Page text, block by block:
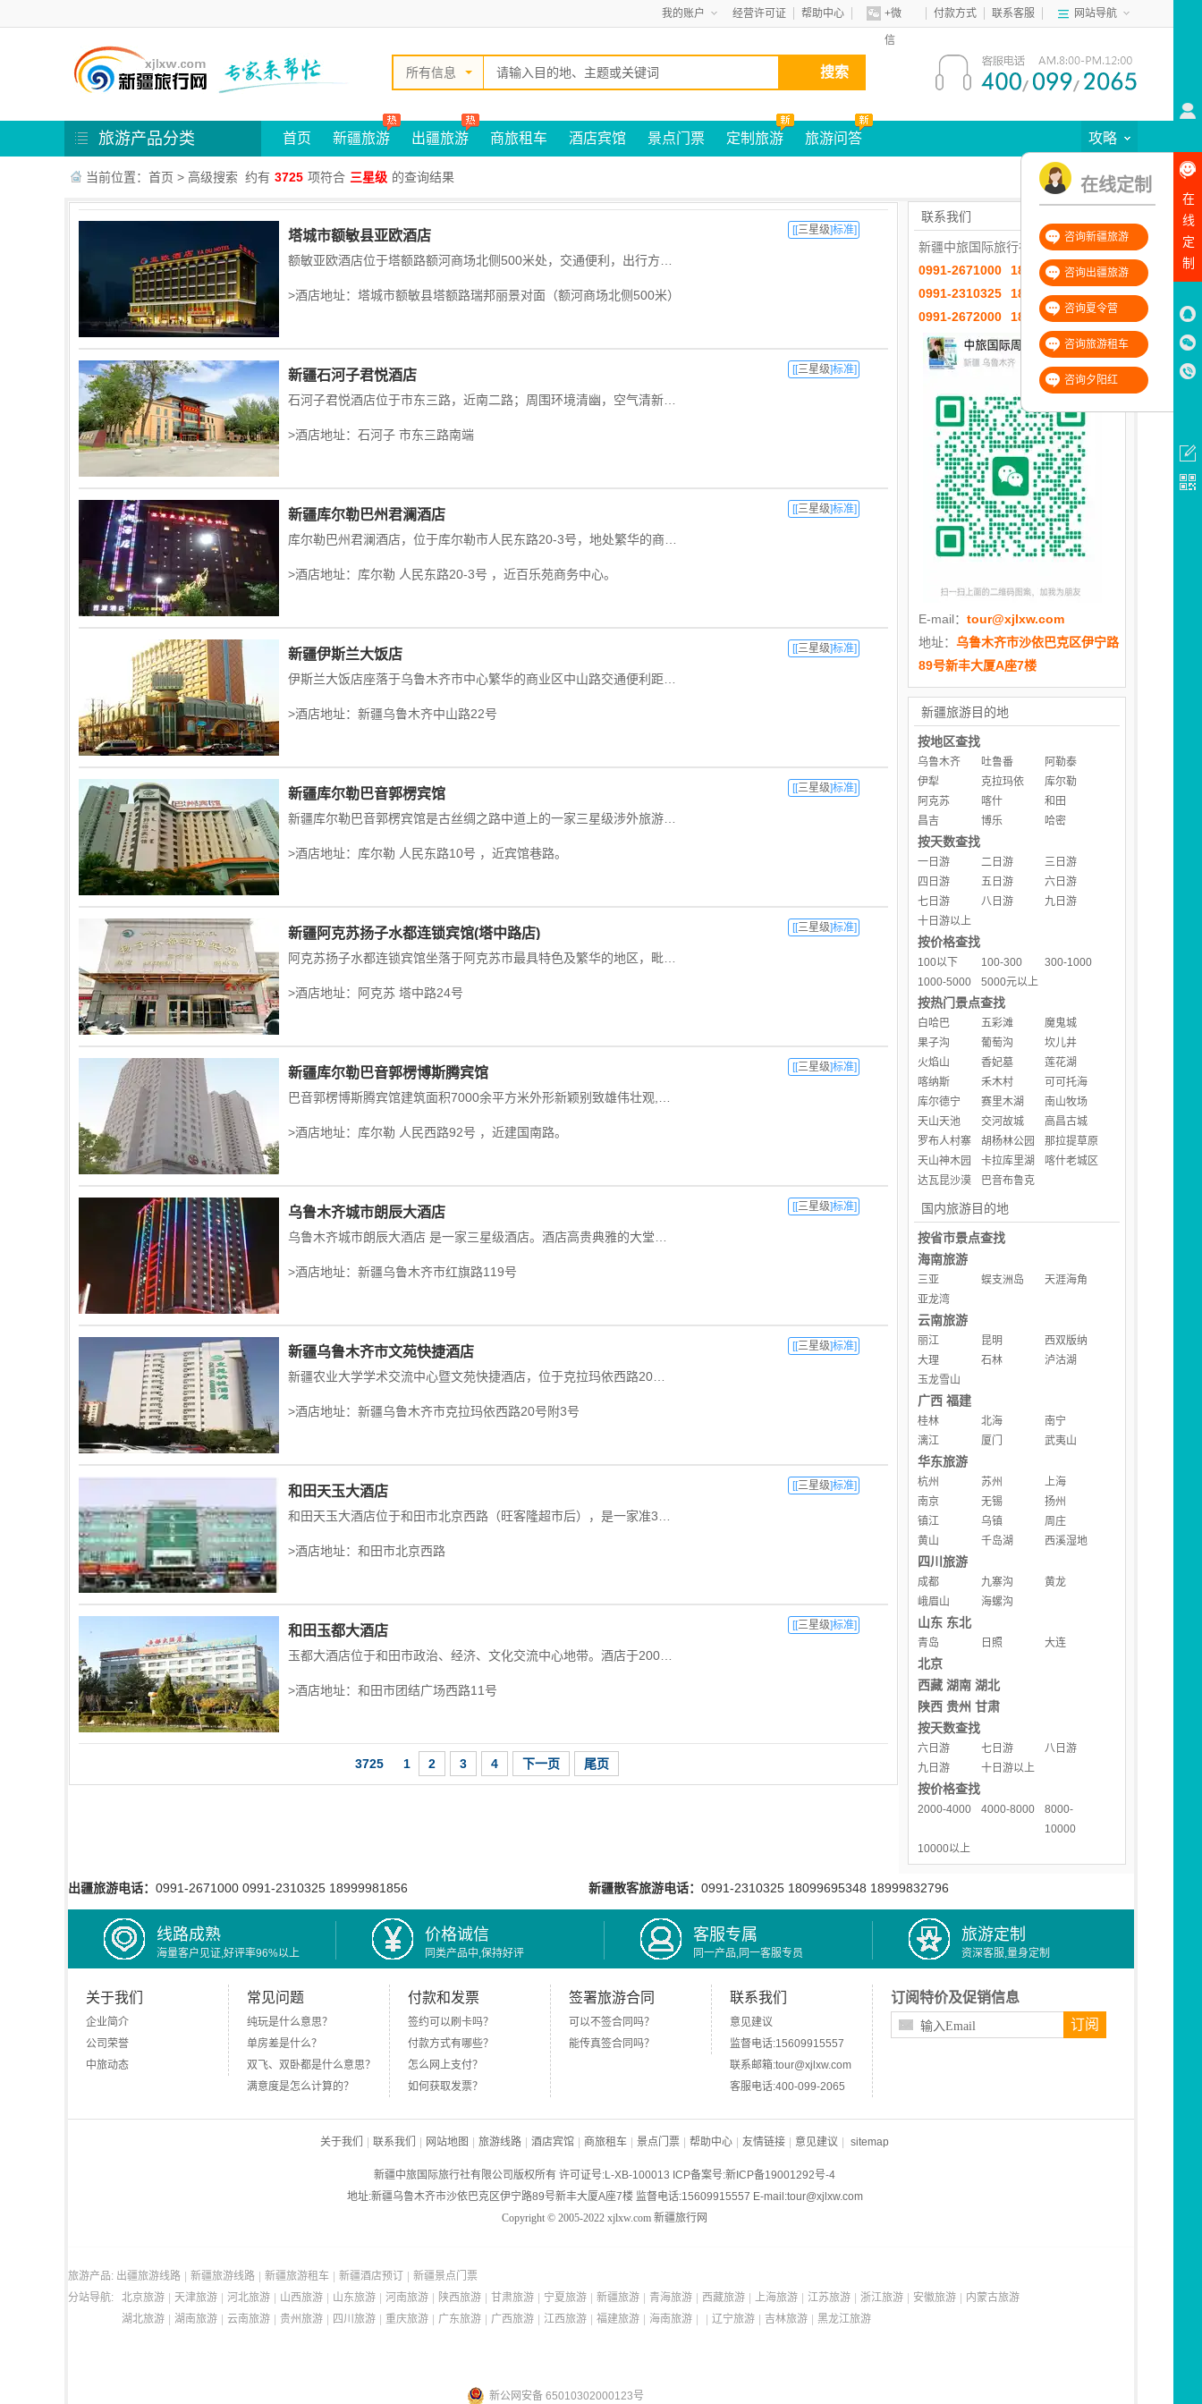
我的账户 经营许可证 帮助中心 +微
信
付款方式 联系客服 网站导航
所有信息 搜索
旅游产品分类 首页 新疆旅游 出疆旅游 商旅租车 酒店宾馆 景点门票 定制旅游 旅游问答 攻略
当前位置： 首页 > 高级搜索 约有 3725 项符合 三星级 的查询结果
[[三星级]标准]
塔城市额敏县亚欧酒店
>酒店地址：塔城市额敏县塔额路瑞邦丽景对面（额河商场北侧500米）
[[三星级]标准]
新疆石河子君悦酒店
>酒店地址：石河子 市东三路南端
[[三星级]标准]
新疆库尔勒巴州君澜酒店
>酒店地址：库尔勒 人民东路20-3号 ，近百乐苑商务中心。
[[三星级]标准]
新疆伊斯兰大饭店
>酒店地址：新疆乌鲁木齐中山路22号
[[三星级]标准]
新疆库尔勒巴音郭楞宾馆
>酒店地址：库尔勒 人民东路10号 ，近宾馆巷路。
[[三星级]标准]
新疆阿克苏扬子水都连锁宾馆(塔中路店)
>酒店地址：阿克苏 塔中路24号
[[三星级]标准]
新疆库尔勒巴音郭楞博斯腾宾馆
>酒店地址：库尔勒 人民西路92号 ，近建国南路。
[[三星级]标准]
乌鲁木齐城市朗辰大酒店
>酒店地址：新疆乌鲁木齐市红旗路119号
[[三星级]标准]
新疆乌鲁木齐市文苑快捷酒店
>酒店地址：新疆乌鲁木齐市克拉玛依西路20号附3号
[[三星级]标准]
和田天玉大酒店
>酒店地址：和田市北京西路
[[三星级]标准]
和田玉都大酒店
>酒店地址：和田市团结广场西路11号
3725 1 2 3 4 下一页 尾页
联系我们
新疆中旅国际旅行社有限公司
0991-2671000
18999981856
0991-2310325
18999832796
0991-2672000
18099695348
E-mail： tour@xjlxw.com
地址： 乌鲁木齐市沙依巴克区伊宁路
89号新丰大厦A座7楼
新疆旅游目的地
按地区查找
乌鲁木齐 吐鲁番
阿勒泰
伊犁
克拉玛依
库尔勒
阿克苏
喀什
和田
昌吉
博乐 哈密
按天数查找
一日游 二日游
三日游
四日游
五日游
六日游
七日游
八日游
九日游
十日游以上
按价格查找
100以下 100-300
300-1000
1000-5000
5000元以上
按热门景点查找
白哈巴 五彩滩
魔鬼城
果子沟
葡萄沟
坎儿井
火焰山
香妃墓
莲花湖
喀纳斯
禾木村
可可托海
库尔德宁
赛里木湖
南山牧场
天山天池
交河故城
高昌古城
罗布人村寨
胡杨林公园
那拉提草原
天山神木园
卡拉库里湖
喀什老城区
达瓦昆沙漠
巴音布鲁克
国内旅游目的地
按省市景点查找
海南旅游
三亚 蜈支洲岛
天涯海角
亚龙湾
云南旅游
丽江 昆明
西双版纳
大理
石林
泸沽湖
玉龙雪山
广西 福建
桂林 北海
南宁
漓江
厦门 武夷山
华东旅游
杭州 苏州
上海
南京
无锡
扬州
镇江
乌镇
周庄
黄山
千岛湖 西溪湿地
四川旅游
成都 九寨沟
黄龙
峨眉山
海螺沟
山东 东北
青岛 日照 大连
北京
西藏 湖南 湖北
陕西 贵州 甘肃
按天数查找
六日游 七日游
八日游
九日游
十日游以上
按价格查找
2000-4000 4000-8000
8000-
10000
10000以上
出疆旅游电话： 0991-2671000 0991-2310325 18999981856 新疆散客旅游电话： 0991-2310325 18099695348 18999832796
线路成熟
海量客户见证,好评率96%以上
价格诚信
同类产品中,保持好评
客服专属
同一产品,同一客服专员
旅游定制
资深客服,量身定制
关于我们
企业简介
公司荣誉
中旅动态
常见问题
纯玩是什么意思？
单房差是什么？
双飞、双卧都是什么意思？
满意度是怎么计算的？
付款和发票
签约可以刷卡吗？
付款方式有哪些？
怎么网上支付？
如何获取发票？
签署旅游合同
可以不签合同吗？
能传真签合同吗？
联系我们
意见建议
监督电话:15609915557
联系邮箱:tour@xjlxw.com
客服电话:400-099-2065
订阅特价及促销信息
订阅
关于我们 联系我们 网站地图 旅游线路 酒店宾馆 商旅租车 景点门票 帮助中心 友情链接 意见建议 sitemap
新疆中旅国际旅行社有限公司版权所有 许可证号:L-XB-100013 ICP备案号:新ICP备19001292号-4
地址:新疆乌鲁木齐市沙依巴克区伊宁路89号新丰大厦A座7楼 监督电话:15609915557 E-mail:tour@xjlxw.com
Copyright © 2005-2022 xjlxw.com 新疆旅行网
旅游产品: 出疆旅游线路 新疆旅游线路 新疆旅游租车 新疆酒店预订
新疆景点门票
分站导航:
北京旅游 天津旅游 河北旅游 山西旅游 山东旅游 河南旅游 陕西旅游 甘肃旅游 宁夏旅游 新疆旅游 青海旅游 西藏旅游 上海旅游 江苏旅游 浙江旅游 安徽旅游
内蒙古旅游
湖北旅游
湖南旅游 云南旅游 贵州旅游 四川旅游 重庆旅游 广东旅游 广西旅游 江西旅游 福建旅游 海南旅游 辽宁旅游 吉林旅游 黑龙江旅游
新公网安备 65010302000123号
在
线
定
制
在线定制
咨询新疆旅游
咨询出疆旅游
咨询夏令营
咨询旅游租车
咨询夕阳红